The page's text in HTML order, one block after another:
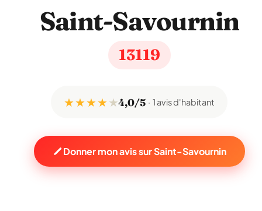
Saint-Savournin
13119
★ ★ ★ ★★4,0/5 1 avis d'habitant
Donner mon avis sur Saint-Savournin